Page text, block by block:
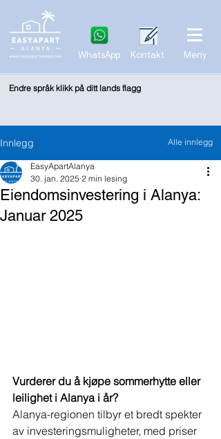
WhatsApp Kontakt Meny
Endre språk klikk på ditt lands flagg
Innlegg
Eiendomsinvestering i Alanya:
Januar 2025
EasyApartAlanya
30. jan. 2025 2 min lesing
Vurderer du å kjøpe sommerhytte eller
leilighet i Alanya i år?
Alanya-regionen tilbyr et bredt spekter
av investeringsmuligheter, med priser
Alle innlegg